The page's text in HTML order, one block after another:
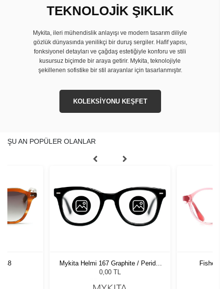
TEKNOLOJİK ŞIKLIK
Mykita, ileri mühendislik anlayışı ve modern tasarım diliyle
gözlük dünyasında yenilikçi bir duruş sergiler. Hafif yapısı,
fonksiyonel detayları ve çağdaş estetiğiyle konforu ve stili
kusursuz biçimde bir araya getirir. Mykita, teknolojiyle
şekillenen sofistike bir stil arayanlar için tasarlanmıştır.
KOLEKSİYONU KEŞFET
ŞU AN POPÜLER OLANLAR
48
Mykita Helmi 167 Graphite / Peridot
RBR 720
0,00 TL
Fisher